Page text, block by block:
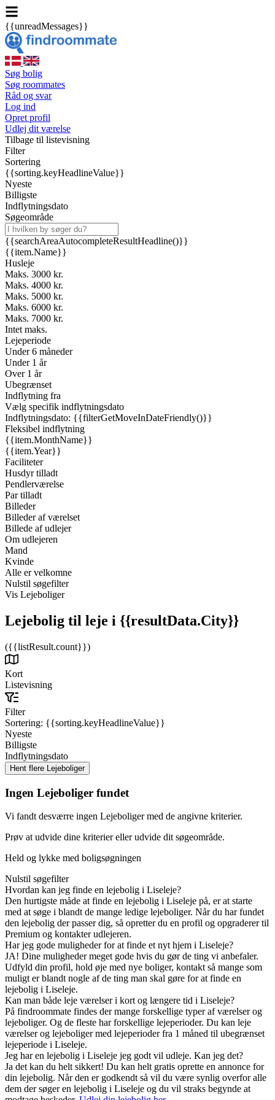
{{unreadMessages}}
Søg bolig
Søg roommates
Råd og svar
Log ind
Opret profil
Udlej dit værelse
Tilbage til listevisning
Filter
Sortering
{{sorting.keyHeadlineValue}}
Nyeste
Billigste
Indflytningsdato
Søgeområde
{{searchAreaAutocompleteResultHeadline()}}
{{item.Name}}
Husleje
Maks. 3000 kr.
Maks. 4000 kr.
Maks. 5000 kr.
Maks. 6000 kr.
Maks. 7000 kr.
Intet maks.
Lejeperiode
Under 6 måneder
Under 1 år
Over 1 år
Ubegrænset
Indflytning fra
Vælg specifik indflytningsdato
Indflytningsdato: {{filterGetMoveInDateFriendly()}}
Fleksibel indflytning
{{item.MonthName}}
{{item.Year}}
Faciliteter
Husdyr tilladt
Pendlerværelse
Par tilladt
Billeder
Billeder af værelset
Billede af udlejer
Om udlejeren
Mand
Kvinde
Alle er velkomne
Nulstil søgefilter
Vis Lejeboliger
Lejebolig til leje i {{resultData.City}}
({{listResult.count}})
Kort
Listevisning
Filter
Sortering: {{sorting.keyHeadlineValue}}
Nyeste
Billigste
Indflytningsdato
Ingen Lejeboliger fundet
Vi fandt desværre ingen Lejeboliger med de angivne kriterier.
Prøv at udvide dine kriterier eller udvide dit søgeområde.
Held og lykke med boligsøgningen
Nulstil søgefilter
Hvordan kan jeg finde en lejebolig i Liseleje?
Den hurtigste måde at finde en lejebolig i Liseleje på, er at starte
med at søge i blandt de mange ledige lejeboliger. Når du har fundet
den lejebolig der passer dig, så opretter du en profil og opgraderer til
Premium og kontakter udlejeren.
Har jeg gode muligheder for at finde et nyt hjem i Liseleje?
JA! Dine muligheder meget gode hvis du gør de ting vi anbefaler.
Udfyld din profil, hold øje med nye boliger, kontakt så mange som
muligt er blandt nogle af de ting man skal gøre for at finde en
lejebolig i Liseleje.
Kan man både leje værelser i kort og længere tid i Liseleje?
På findroommate findes der mange forskellige typer af værelser og
lejeboliger. Og de fleste har forskellige lejeperioder. Du kan leje
værelser og lejeboliger med lejeperioder fra 1 måned til ubegrænset
lejeperiode i Liseleje.
Jeg har en lejebolig i Liseleje jeg godt vil udleje. Kan jeg det?
Ja det kan du helt sikkert! Du kan helt gratis oprette en annonce for
din lejebolig. Når den er godkendt så vil du være synlig overfor alle
dem der søger en lejebolig i Liseleje og du vil straks begynde at